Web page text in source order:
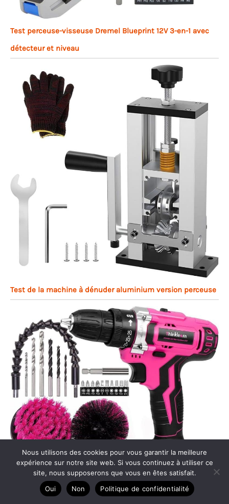
Test perceuse-visseuse Dremel Blueprint 12V 3-en-1 avec
détecteur et niveau
Test de la machine à dénuder aluminium version perceuse
Nous utilisons des cookies pour vous garantir la meilleure
expérience sur notre site web. Si vous continuez à utiliser ce
site, nous supposerons que vous en êtes satisfait.
Oui
Non Politique de confidentialité